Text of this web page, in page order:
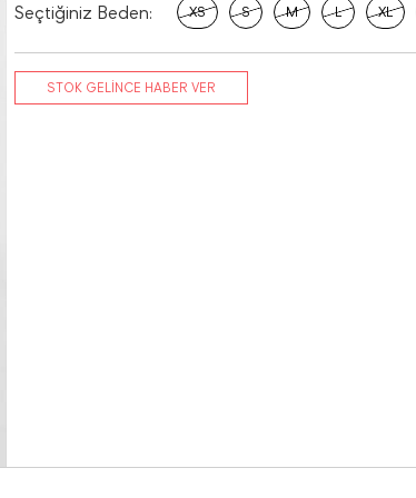
Seçtiğiniz Beden: XS S M L XL
STOK GELİNCE HABER VER